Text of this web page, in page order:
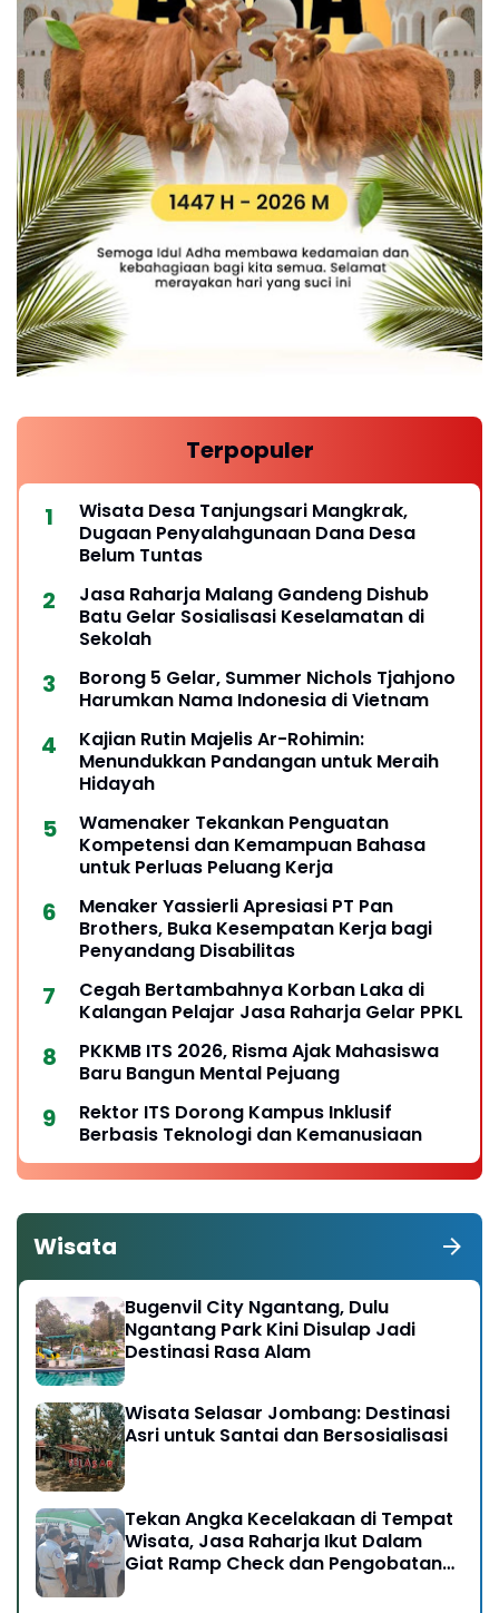
Terpopuler
Wisata Desa Tanjungsari Mangkrak,
Dugaan Penyalahgunaan Dana Desa
Belum Tuntas
Jasa Raharja Malang Gandeng Dishub
Batu Gelar Sosialisasi Keselamatan di
Sekolah
Borong 5 Gelar, Summer Nichols Tjahjono
Harumkan Nama Indonesia di Vietnam
Kajian Rutin Majelis Ar-Rohimin:
Menundukkan Pandangan untuk Meraih
Hidayah
Wamenaker Tekankan Penguatan
Kompetensi dan Kemampuan Bahasa
untuk Perluas Peluang Kerja
Menaker Yassierli Apresiasi PT Pan
Brothers, Buka Kesempatan Kerja bagi
Penyandang Disabilitas
Cegah Bertambahnya Korban Laka di
Kalangan Pelajar Jasa Raharja Gelar PPKL
PKKMB ITS 2026, Risma Ajak Mahasiswa
Baru Bangun Mental Pejuang
Rektor ITS Dorong Kampus Inklusif
Berbasis Teknologi dan Kemanusiaan
Wisata
Bugenvil City Ngantang, Dulu
Ngantang Park Kini Disulap Jadi
Destinasi Rasa Alam
Wisata Selasar Jombang: Destinasi
Asri untuk Santai dan Bersosialisasi
Tekan Angka Kecelakaan di Tempat
Wisata, Jasa Raharja Ikut Dalam
Giat Ramp Check dan Pengobatan